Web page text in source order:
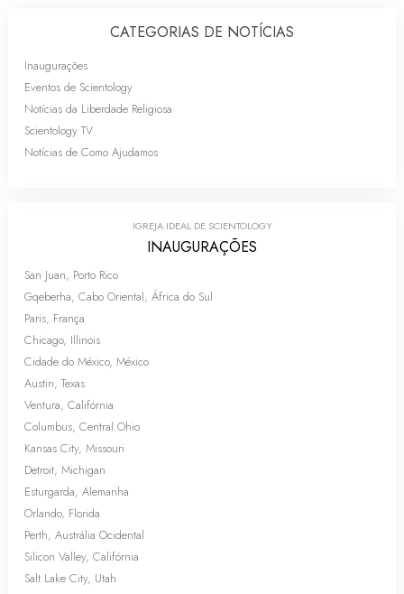
CATEGORIAS DE NOTÍCIAS
Inaugurações
Eventos de Scientology
Notícias da Liberdade Religiosa
Scientology TV
Notícias de Como Ajudamos
IGREJA IDEAL DE SCIENTOLOGY
INAUGURAÇÕES
San Juan, Porto Rico
Gqeberha, Cabo Oriental, África do Sul
Paris, França
Chicago, Illinois
Cidade do México, México
Austin, Texas
Ventura, Califórnia
Columbus, Central Ohio
Kansas City, Missouri
Detroit, Michigan
Esturgarda, Alemanha
Orlando, Florida
Perth, Austrália Ocidental
Silicon Valley, Califórnia
Salt Lake City, Utah